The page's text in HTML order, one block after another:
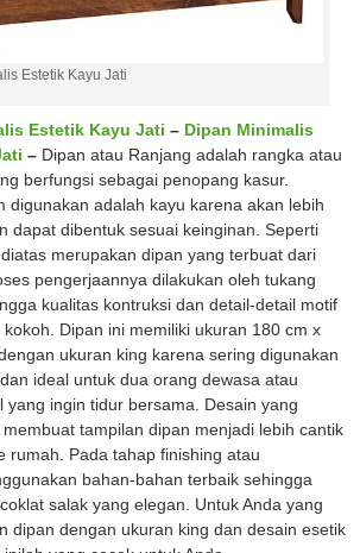
Estetik Kayu Jati
Estetik Kayu Jati – Dipan Minimalis
– Dipan atau Ranjang adalah rangka atau
berfungsi sebagai penopang kasur.
digunakan adalah kayu karena akan lebih
dapat dibentuk sesuai keinginan. Seperti
merupakan dipan yang terbuat dari
pengerjaannya dilakukan oleh tukang
kualitas kontruksi dan detail-detail motif
Dipan ini memiliki ukuran 180 cm x
ukuran king karena sering digunakan
ideal untuk dua orang dewasa atau
yang ingin tidur bersama. Desain yang
tampilan dipan menjadi lebih cantik
rumah. Pada tahap finishing atau
bahan-bahan terbaik sehingga
salak yang elegan. Untuk Anda yang
dipan dengan ukuran king dan desain esetik